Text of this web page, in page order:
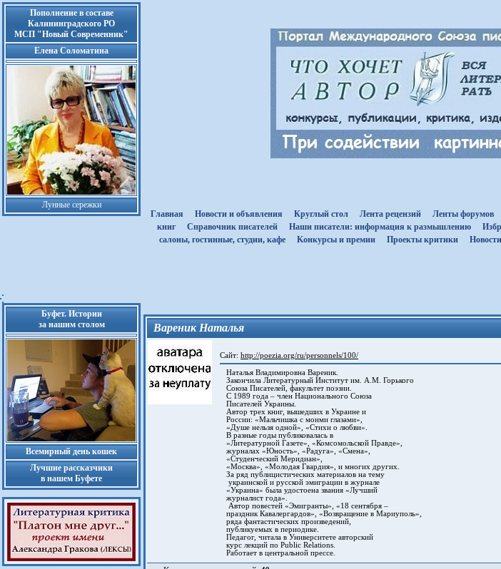
Пополнение в составе
Калининградского РО
МСП "Новый Современник"
Елена Соломатина
Лунные сережки
Главная
Новости и объявления Круглый стол Лента рецензий Ленты форумов
книг
Cправочник писателей Наши писатели: информация к размышлению
салоны, гостинные, студии, кафе
Kонкурсы и премии Проекты критики
Буфет. Истории
за нашим столом
Всемирный день кошек
Лучшие рассказчики
в нашем Буфете
Вареник Наталья
Сайт: http://poezia.org/ru/personnels/100/
Наталья Владимировна Вареник.
Закончила Литературный Институт им. А.М. Горького
Союза Писателей, факультет поэзии.
С 1989 года – член Национального Союза
Писателей Украины.
Автор трех книг, вышедших в Украине и
России: «Мальчишка с моими глазами»,
«Душе нельзя одной», «Стихи о любви».
В разные годы публиковалась в
«Литературной Газете», «Комсомольской Правде»,
журналах «Юность», «Радуга», «Смена»,
«Студенческий Меридиан»,
«Москва», «Молодая Гвардия», и многих других.
За ряд публицистических материалов на тему
украинской и русской эмиграции в журнале
«Украина» была удостоена звания «Лучший
журналист года».
Автор повестей «Эмигранты», «18 сентября –
праздник Кавалергардов», «Возвращение в Мариуполь»,
ряда фантастических произведений,
публикуемых в периодике.
Педагог, читала в Университете авторский
курс лекций по Public Relations.
Работает в центральной прессе.